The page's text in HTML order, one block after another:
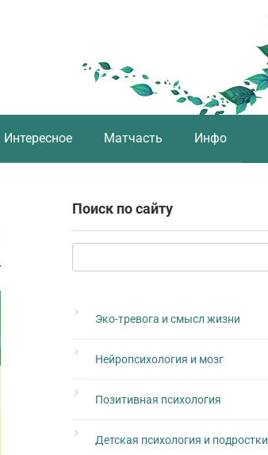
Интересное Матчасть Инфо
Поиск по сайту
Эко-тревога и смысл жизни
Нейропсихология и мозг
Позитивная психология
Детская психология и подростки